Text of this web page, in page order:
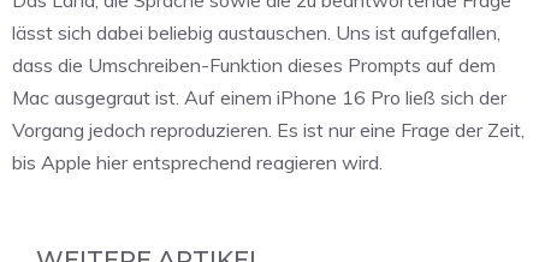
lässt sich dabei beliebig austauschen. Uns ist aufgefallen,
dass die Umschreiben-Funktion dieses Prompts auf dem
Mac ausgegraut ist. Auf einem iPhone 16 Pro ließ sich der
Vorgang jedoch reproduzieren. Es ist nur eine Frage der Zeit,
bis Apple hier entsprechend reagieren wird.